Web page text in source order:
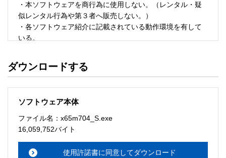
・本ソフトウェアを商行為に使用しない。（レンタル・疑
似レンタル行為や第３者へ販売しない。）
・各ソフトウェア紹介に記載されている動作環境を有して
いる。
・ソフトウェアを改変、またはリバースエンジニアリング
ソフトウェアのサポート
・本サーバでは、ユーザーサポートは行いません。搭載ソ
メーションセンターまでお願い
ダウンロードする
ソフトウェア本体
ファイル名：x65m704_S.exe
16,059,752バイト
使用許諾書に同意してダウンロード